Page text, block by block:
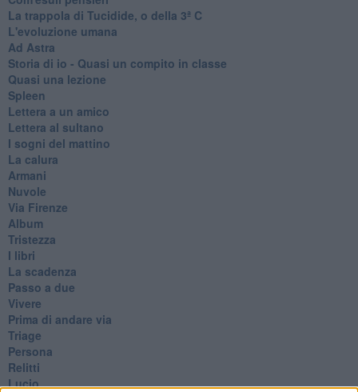
La trappola di Tucidide, o della 3ª C
L'evoluzione umana
Ad Astra
Storia di io - Quasi un compito in classe
Quasi una lezione
Spleen
Lettera a un amico
Lettera al sultano
I sogni del mattino
La calura
Armani
Nuvole
Via Firenze
Album
Tristezza
I libri
La scadenza
Passo a due
Vivere
Prima di andare via
Triage
Persona
Relitti
Lucio